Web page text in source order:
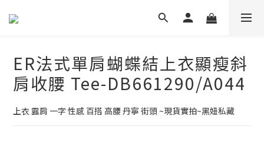
ER法式單肩蝴蝶結上衣顯瘦斜
肩收腰 Tee-DB661290/A044
上衣 露肩 一字 性感 百搭 高腰 丹寧 街頭 ~現貨實拍~黑妞私藏